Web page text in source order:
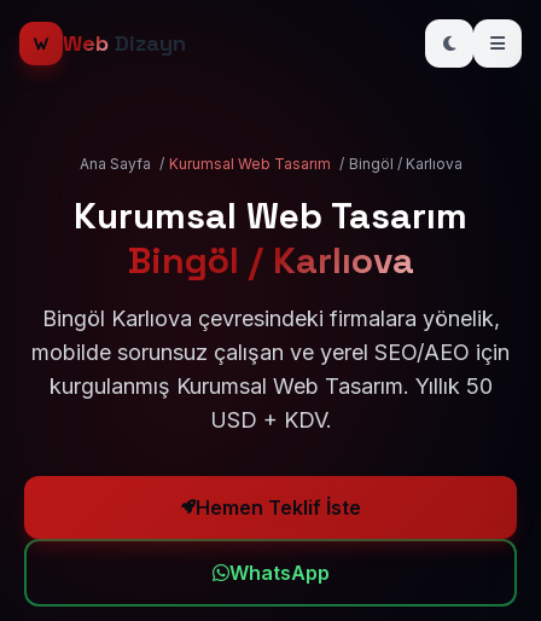
Web Dizayn
Ana Sayfa / Kurumsal Web Tasarım / Bingöl / Karlıova
Kurumsal Web Tasarım
Bingöl / Karlıova
Bingöl Karlıova çevresindeki firmalara yönelik,
mobilde sorunsuz çalışan ve yerel SEO/AEO için
kurgulanmış Kurumsal Web Tasarım. Yıllık 50
USD + KDV.
Hemen Teklif İste
WhatsApp